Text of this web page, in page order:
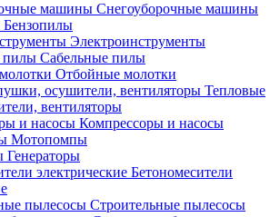
Снегоуборочные машины
Бензопилы
Электроинструменты
Сабельные пилы
Отбойные молотки
Тепловые
вентиляторы
Компрессоры и насосы
Мотопомпы
Генераторы
Бетономесители
Строительные пылесосы